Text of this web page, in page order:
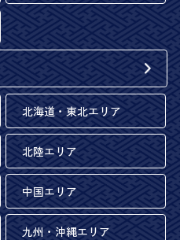
北海道・東北エリア
北陸エリア
中国エリア
九州・沖縄エリア